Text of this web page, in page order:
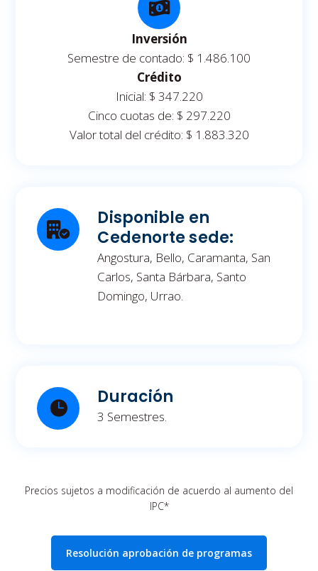
Inversión
Semestre de contado: $ 1.486.100
Crédito
Inicial: $ 347.220
Cinco cuotas de: $ 297.220
Valor total del crédito: $ 1.883.320
Disponible en
Cedenorte sede:
Angostura, Bello, Caramanta, San
Carlos, Santa Bárbara, Santo
Domingo, Urrao.
Duración
3 Semestres.
Precios sujetos a modificación de acuerdo al aumento del
IPC*
Resolución aprobación de programas